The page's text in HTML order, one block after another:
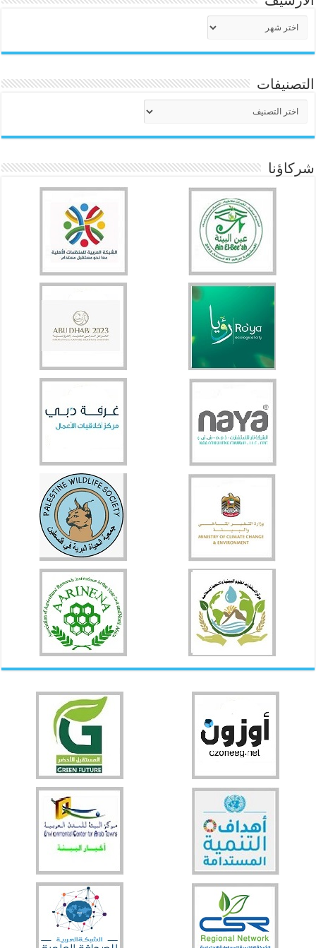
التصنيفات
شركاؤنا